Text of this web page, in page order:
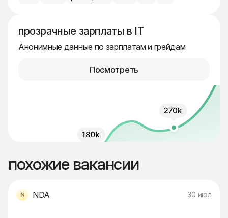
прозрачные зарплаты в IT
Анонимные данные по зарплатам и грейдам
Посмотреть
похожие вакансии
NDA 30 июл